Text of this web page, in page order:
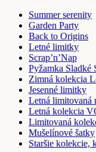
Summer serenity
Garden Party
Back to Origins
Letné limitky
Scrap’n’Nap
Pyžamka Sladké
Zimná kolekcia
Jesenné limitky
Letná limitovaná
Letná kolekcia
Limitovaná
Mušelínové šatky
Staršie kolekcie,